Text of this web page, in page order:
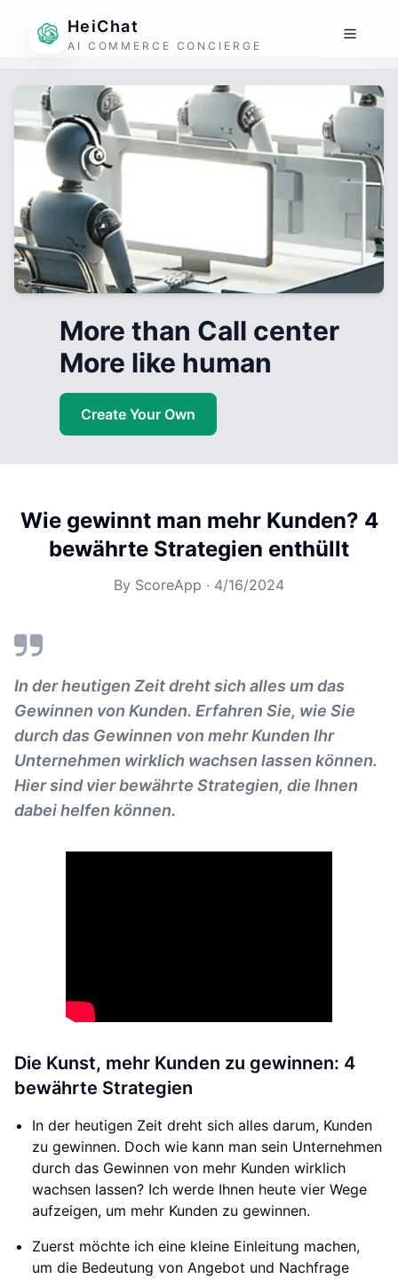
HeiChat
AI COMMERCE CONCIERGE
More than Call center
More like human
Create Your Own
Wie gewinnt man mehr Kunden? 4
bewährte Strategien enthüllt
By ScoreApp · 4/16/2024
In der heutigen Zeit dreht sich alles um das
Gewinnen von Kunden. Erfahren Sie, wie Sie
durch das Gewinnen von mehr Kunden Ihr
Unternehmen wirklich wachsen lassen können.
Hier sind vier bewährte Strategien, die Ihnen
dabei helfen können.
Die Kunst, mehr Kunden zu gewinnen: 4
bewährte Strategien
In der heutigen Zeit dreht sich alles darum, Kunden
zu gewinnen. Doch wie kann man sein Unternehmen
durch das Gewinnen von mehr Kunden wirklich
wachsen lassen? Ich werde Ihnen heute vier Wege
aufzeigen, um mehr Kunden zu gewinnen.
Zuerst möchte ich eine kleine Einleitung machen,
um die Bedeutung von Angebot und Nachfrage